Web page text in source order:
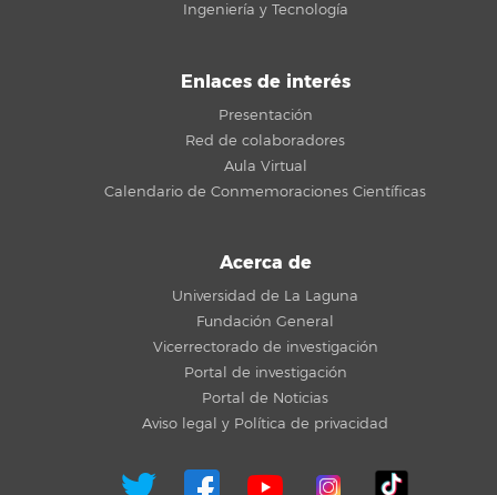
Ingeniería y Tecnología
Enlaces de interés
Presentación
Red de colaboradores
Aula Virtual
Calendario de Conmemoraciones Científicas
Acerca de
Universidad de La Laguna
Fundación General
Vicerrectorado de investigación
Portal de investigación
Portal de Noticias
Aviso legal y Política de privacidad